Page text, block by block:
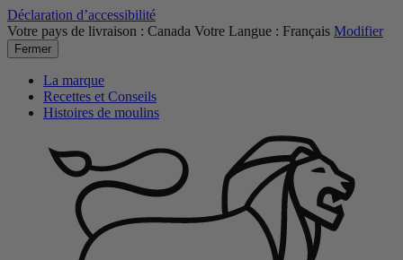
Déclaration d’accessibilité
Votre pays de livraison : Canada Votre Langue : Français Modifier
Fermer
La marque
Recettes et Conseils
Histoires de moulins